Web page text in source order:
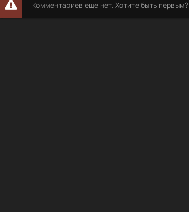
Комментариев еще нет. Хотите быть первым?